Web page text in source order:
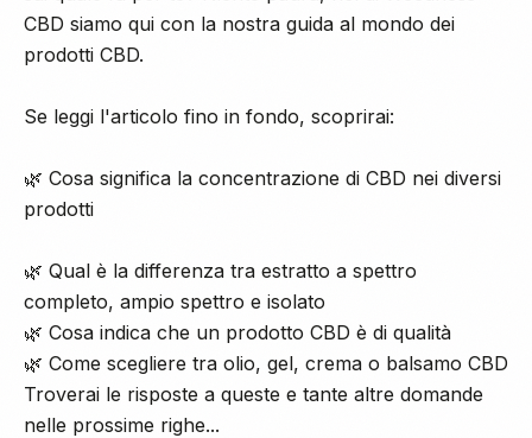
CBD siamo qui con la nostra guida al mondo dei
prodotti CBD.
Se leggi l'articolo fino in fondo, scoprirai:
🌿 Cosa significa la concentrazione di CBD nei diversi
prodotti
🌿 Qual è la differenza tra estratto a spettro
completo, ampio spettro e isolato
🌿 Cosa indica che un prodotto CBD è di qualità
🌿 Come scegliere tra olio, gel, crema o balsamo CBD
Troverai le risposte a queste e tante altre domande
nelle prossime righe...